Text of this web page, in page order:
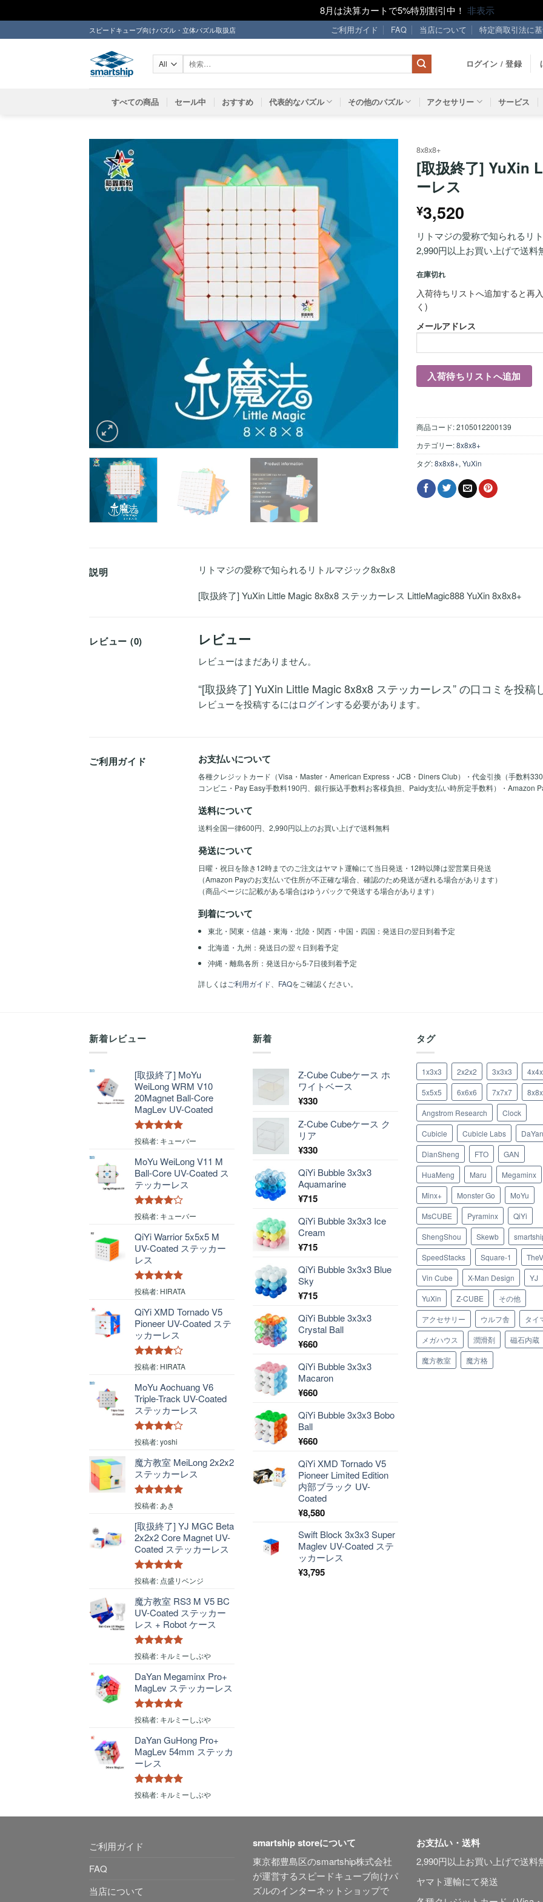
8月は決算カートで5%特別割引中！ 非表示
to
スピードキューブ向けパズル・立体パズル取扱店 ご利用ガイド FAQ 当店について 特定商取引法に
象:
ログイン / 登録
すべての商品 セール中 おすすめ 代表的なパズル その他のパズル アクセサリー サービス
8x8x8+
[取扱終了] YuXin
ーレス
¥3,520
リトマジの愛称で知られるリ
2,990円以上お買い上げで送料
在庫切れ
入荷待ちリストへ追加すると再
く)
メールアドレス
商品コード:2105012200139
カテゴリー:8x8x8+
タグ:8x8x8+, YuXin
説明 リトマジの愛称で知られるリトルマジック8x8x8
[取扱終了] YuXin Little Magic 8x8x8 ステッカーレス LittleMagic888 YuXin 8x8x8+
レビュー (0) レビュー
レビューはまだありません。
“[取扱終了] YuXin Little Magic 8x8x8 ステッカーレス” の口コミを投稿
レビューを投稿するにはログインする必要があります。
ご利用ガイド お支払いについて
各種クレジットカード（Visa・Master・American Express・JCB・Diners Club）・代金引換（手数料
コンビニ・Pay Easy手数料190円、銀行振込手数料お客様負担、Paidy支払い時所定手数料）・Amazon
送料について
送料全国一律600円、2,990円以上のお買い上げで送料無料
発送について
日曜・祝日を除き12時までのご注文はヤマト運輸にて当日発送・12時以降は翌営業日発送
（Amazon Payのお支払いで住所が不正確な場合、確認のため発送が遅れる場合があります）
（商品ページに記載がある場合はゆうパックで発送する場合があります）
到着について
東北・関東・信越・東海・北陸・関西・中国・四国：発送日の翌日到着予定
北海道・九州：発送日の翌々日到着予定
沖縄・離島各所：発送日から5-7日後到着予定
詳しくはご利用ガイド FAQをご確認ください。
新着レビュー
[取扱終了] MoYu
WeiLong WRM V10
20Magnet Ball-Core
MagLev UV-Coated
5段階中 5 の
投稿者: キューバー
MoYu WeiLong V11 M
Ball-Core UV-Coated ス
テッカーレス
5段階中 4
投稿者: キューバー
QiYi Warrior 5x5x5 M
UV-Coated ステッカー
レス
5段階中5の
投稿者: HIRATA
QiYi XMD Tornado V5
Pioneer UV-Coated ステ
ッカーレス
5段階中4
投稿者: HIRATA
MoYu Aochuang V6
Triple-Track UV-Coated
ステッカーレス
5段階中4
の評価
投稿者: yoshi
魔方教室 MeiLong 2x2x2
ステッカーレス
5段階中5
投稿者: あき
[取扱終了] YJ MGC Beta
2x2x2 Core Magnet UV-
Coated ステッカーレス
5段階中5の
投稿者: 点盛リベンジ
魔方教室 RS3 M V5 BC
UV-Coated ステッカー
レス + Robot ケース
5段階中5の
投稿者: キルミーしぶや
DaYan Megaminx Pro+
MagLev ステッカーレス
5段階中5の
投稿者: キルミーしぶや
DaYan GuHong Pro+
MagLev 54mm ステッカ
ーレス
5段階中5の
投稿者: キルミーしぶや
新着
Z-Cube Cubeケース ホ
ワイトベース
¥330
Z-Cube Cubeケース ク
リア
¥330
QiYi Bubble 3x3x3
Aquamarine
¥715
QiYi Bubble 3x3x3 Ice
Cream
¥715
QiYi Bubble 3x3x3 Blue
Sky
¥715
QiYi Bubble 3x3x3
Crystal Ball
¥660
QiYi Bubble 3x3x3
Macaron
¥660
QiYi Bubble 3x3x3 Bobo
Ball
¥660
QiYi XMD Tornado V5
Pioneer Limited Edition
内部ブラック UV-
Coated
¥8,580
Swift Block 3x3x3 Super
Maglev UV-Coated ステ
ッカーレス
¥3,795
タグ
1x3x3 2x2x2 3x3x3
5x5x5
6x6x6 7x7x7
Angstrom Research
Clock
Cubicle
Cubicle Labs
DaYan
DianSheng
FTO
GAN
HuaMeng
Maru
Megaminx
Minx+
Monster Go
MoYu
MsCUBE
Pyraminx
QiYi
ShengShou
Skewb
SpeedStacks
Square-1
Vin Cube
X-Man Design
YJ
YuXin
Z-CUBE
その他
アクセサリー
ウルフ舎
タイ
メガハウス
潤滑剤
磁石内蔵
魔方教室
魔方格
ご利用ガイド
FAQ
当店について
smartship storeについて
東京都豊島区のsmartship株式会社
が運営するスピードキューブ向けパ
ズルのインターネットショップで
お支払い・送料
2,990円以上お買い上げで送料
ヤマト運輸にて発送